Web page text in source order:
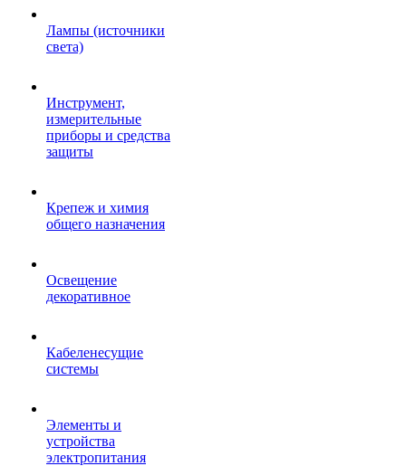
Лампы (источники
света)
Инструмент,
измерительные
приборы и средства
защиты
Крепеж и химия
общего назначения
Освещение
декоративное
Кабеленесущие
системы
Элементы и
устройства
электропитания